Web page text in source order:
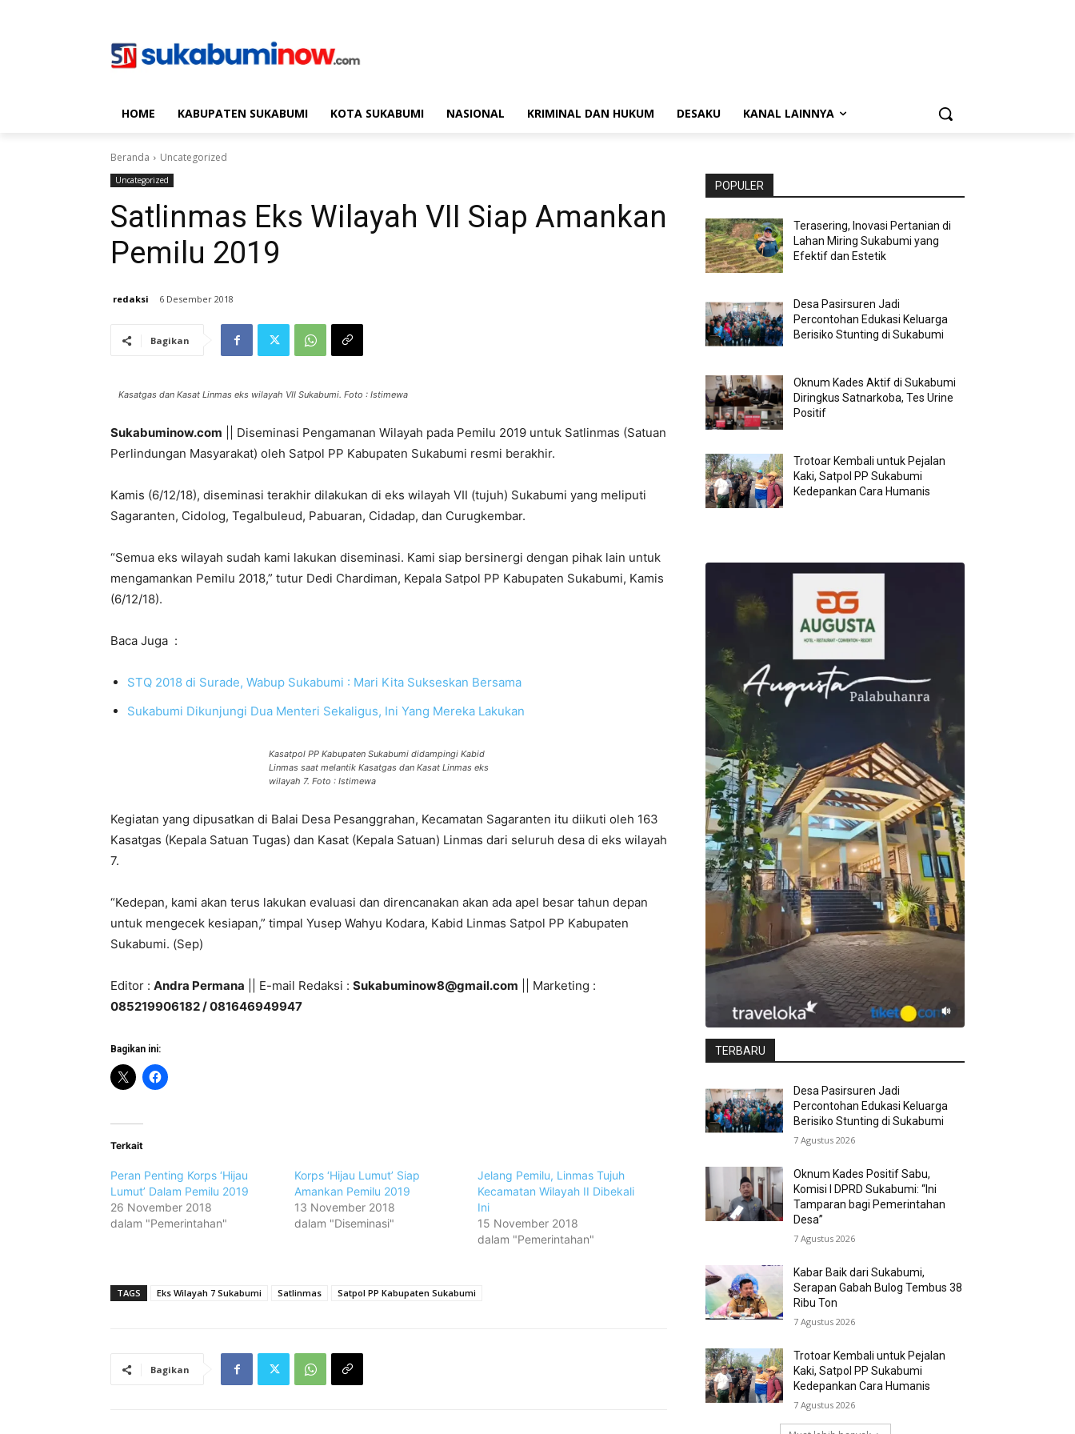
HOME KABUPATEN SUKABUMI KOTA SUKABUMI NASIONAL KRIMINAL DAN HUKUM DESAKU KANAL LAINNYA
Beranda Uncategorized
Uncategorized
Satlinmas Eks Wilayah VII Siap Amankan
Pemilu 2019
redaksi 6 Desember 2018
Bagikan
Kasatgas dan Kasat Linmas eks wilayah VII Sukabumi. Foto : Istimewa
Sukabuminow.com || Diseminasi Pengamanan Wilayah pada Pemilu 2019 untuk Satlinmas (Satuan
Perlindungan Masyarakat) oleh Satpol PP Kabupaten Sukabumi resmi berakhir.
Kamis (6/12/18), diseminasi terakhir dilakukan di eks wilayah VII (tujuh) Sukabumi yang meliputi
Sagaranten, Cidolog, Tegalbuleud, Pabuaran, Cidadap, dan Curugkembar.
“Semua eks wilayah sudah kami lakukan diseminasi. Kami siap bersinergi dengan pihak lain untuk
mengamankan Pemilu 2018,” tutur Dedi Chardiman, Kepala Satpol PP Kabupaten Sukabumi, Kamis
(6/12/18).
Baca Juga :
STQ 2018 di Surade, Wabup Sukabumi : Mari Kita Sukseskan Bersama
Sukabumi Dikunjungi Dua Menteri Sekaligus, Ini Yang Mereka Lakukan
Kasatpol PP Kabupaten Sukabumi didampingi Kabid
Linmas saat melantik Kasatgas dan Kasat Linmas eks
wilayah 7. Foto : Istimewa
Kegiatan yang dipusatkan di Balai Desa Pesanggrahan, Kecamatan Sagaranten itu diikuti oleh 163
Kasatgas (Kepala Satuan Tugas) dan Kasat (Kepala Satuan) Linmas dari seluruh desa di eks wilayah
7.
“Kedepan, kami akan terus lakukan evaluasi dan direncanakan akan ada apel besar tahun depan
untuk mengecek kesiapan,” timpal Yusep Wahyu Kodara, Kabid Linmas Satpol PP Kabupaten
Sukabumi. (Sep)
Editor : Andra Permana || E-mail Redaksi : Sukabuminow8@gmail.com || Marketing :
085219906182 / 081646949947
Bagikan ini:
Terkait
Peran Penting Korps ‘Hijau
Lumut’ Dalam Pemilu 2019
26 November 2018
dalam "Pemerintahan"
Korps ‘Hijau Lumut’ Siap
Amankan Pemilu 2019
13 November 2018
dalam "Diseminasi"
Jelang Pemilu, Linmas Tujuh
Kecamatan Wilayah II Dibekali
Ini
15 November 2018
dalam "Pemerintahan"
TAGS Eks Wilayah 7 Sukabumi Satlinmas Satpol PP Kabupaten Sukabumi
Bagikan
POPULER
Terasering, Inovasi Pertanian di
Lahan Miring Sukabumi yang
Efektif dan Estetik
Desa Pasirsuren Jadi
Percontohan Edukasi Keluarga
Berisiko Stunting di Sukabumi
Oknum Kades Aktif di Sukabumi
Diringkus Satnarkoba, Tes Urine
Positif
Trotoar Kembali untuk Pejalan
Kaki, Satpol PP Sukabumi
Kedepankan Cara Humanis
TERBARU
Desa Pasirsuren Jadi
Percontohan Edukasi Keluarga
Berisiko Stunting di Sukabumi
7 Agustus 2026
Oknum Kades Positif Sabu,
Komisi I DPRD Sukabumi: “Ini
Tamparan bagi Pemerintahan
Desa”
7 Agustus 2026
Kabar Baik dari Sukabumi,
Serapan Gabah Bulog Tembus 38
Ribu Ton
7 Agustus 2026
Trotoar Kembali untuk Pejalan
Kaki, Satpol PP Sukabumi
Kedepankan Cara Humanis
7 Agustus 2026